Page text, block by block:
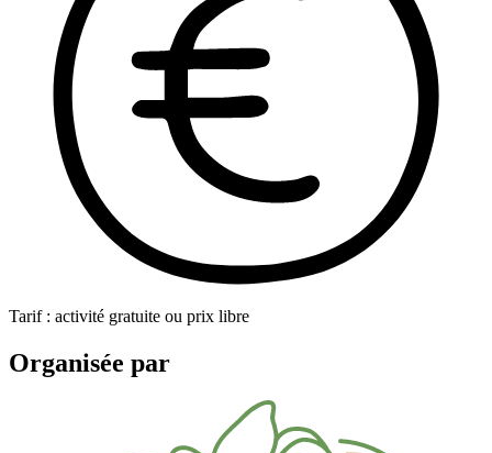
Tarif : activité gratuite ou prix libre
Organisée par